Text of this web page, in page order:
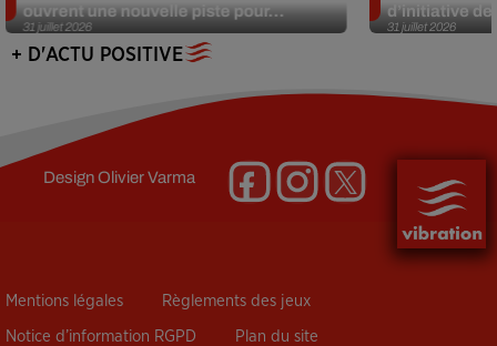
31 juillet 2026
ouvrent une nouvelle piste pour...
31 juillet 2026
d’initiative
+ D'ACTU POSITIVE
DesignOlivier Varma
Mentions légales Règlements des jeux
Notice d’information RGPD Plan du site